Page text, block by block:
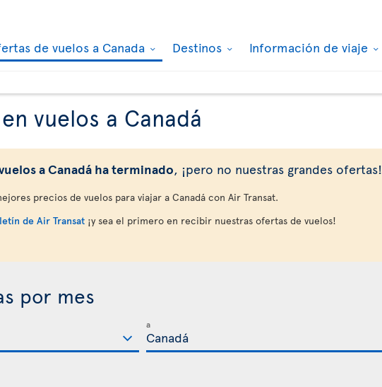
de vuelos a Canada Destinos Información de viaje
vuelos a Canadá
a Canadá ha terminado, ¡pero no nuestras grandes ofertas!
precios de vuelos para viajar a Canadá con Air Transat.
de Air Transat ¡y sea el primero en recibir nuestras ofertas de vuelos!
por mes
a